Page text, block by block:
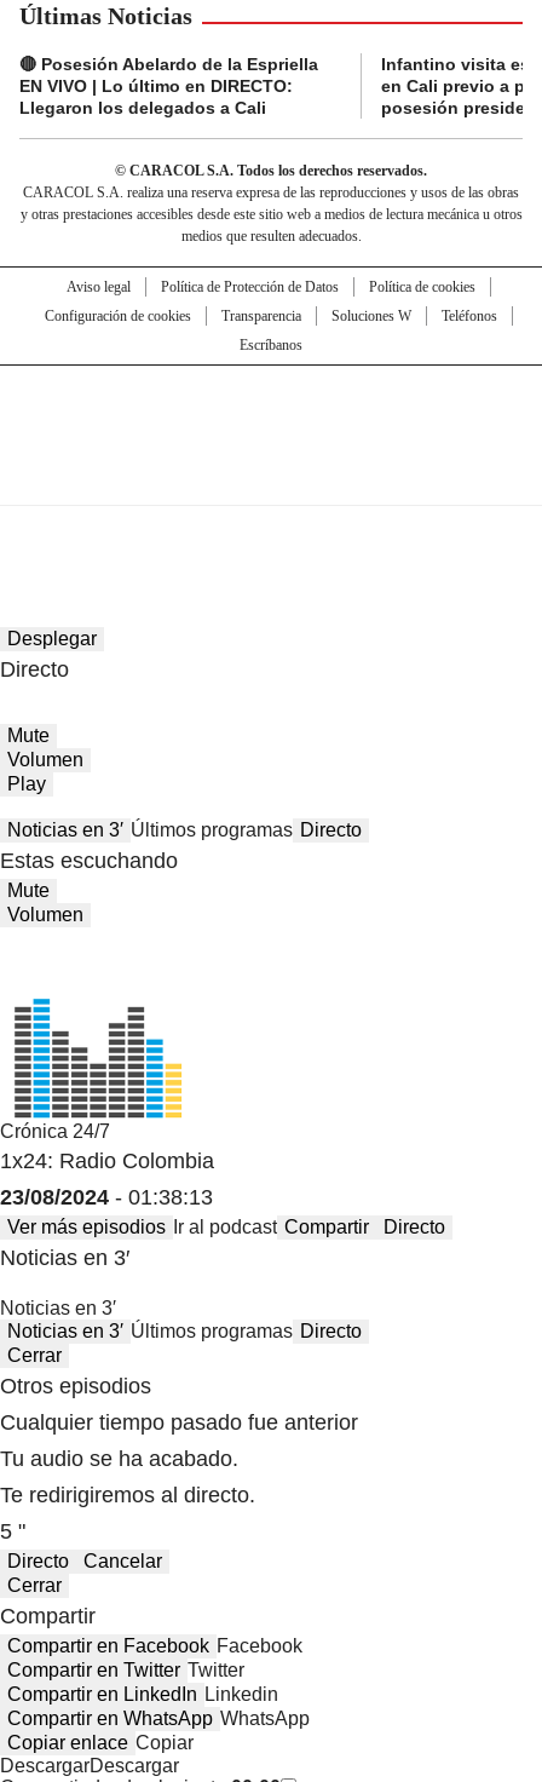
Últimas Noticias
🔴 Posesión Abelardo de la Espriella
EN VIVO | Lo último en DIRECTO:
Llegaron los delegados a Cali
Infantino visita
en Cali previo a
posesión
© CARACOL S.A. Todos los derechos reservados.
CARACOL S.A. realiza una reserva expresa de las reproducciones y usos de las obras
y otras prestaciones accesibles desde este sitio web a medios de lectura mecánica u otros
medios que resulten adecuados.
Aviso legal Política de Protección de Datos
Política de cookies
Configuración de cookies
Transparencia Soluciones W
Teléfonos
Escríbanos
Desplegar
Directo
Mute
Volumen
Play
Noticias en 3′ Últimos programas Directo
Estas escuchando
Mute
Volumen
Crónica 24/7
1x24: Radio Colombia
23/08/2024 - 01:38:13
Ver más episodios Ir al podcast Compartir Directo
Noticias en 3′
Noticias en 3′
Noticias en 3′ Últimos programas Directo
Cerrar
Otros episodios
Cualquier tiempo pasado fue anterior
Tu audio se ha acabado.
Te redirigiremos al directo.
5 "
Directo
Cancelar
Cerrar
Compartir
Compartir en Facebook Facebook
Compartir en Twitter Twitter
Compartir en LinkedIn Linkedin
Compartir en WhatsApp WhatsApp
Copiar enlace Copiar
DescargarDescargar